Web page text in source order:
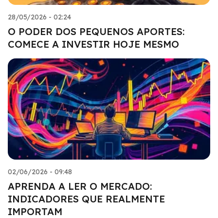
28/05/2026 - 02:24
O PODER DOS PEQUENOS APORTES:
COMECE A INVESTIR HOJE MESMO
02/06/2026 - 09:48
APRENDA A LER O MERCADO:
INDICADORES QUE REALMENTE
IMPORTAM